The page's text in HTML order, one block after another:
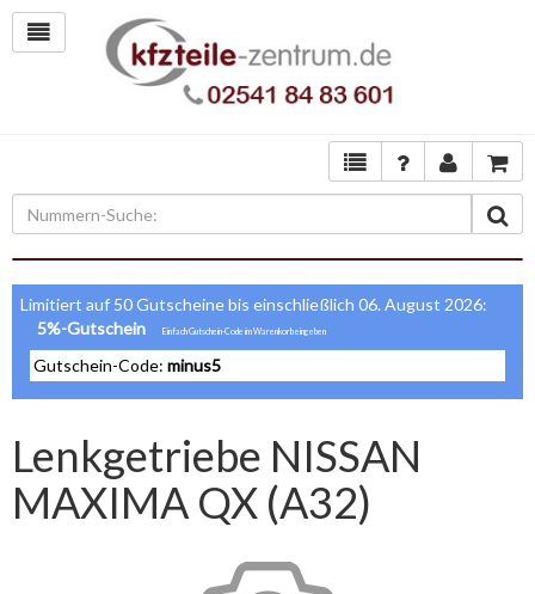
Limitiert auf 50 Gutscheine bis einschließlich 06. August 2026:
5%-Gutschein
Gutschein-Code: minus5
Lenkgetriebe NISSAN
MAXIMA QX (A32)